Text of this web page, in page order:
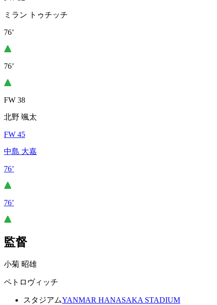
ミラン トゥチッチ
76’
76’
FW 38
北野 颯太
FW 45
中島 大嘉
76’
76’
監督
小菊 昭雄
ペトロヴィッチ
スタジアムYANMAR HANASAKA STADIUM